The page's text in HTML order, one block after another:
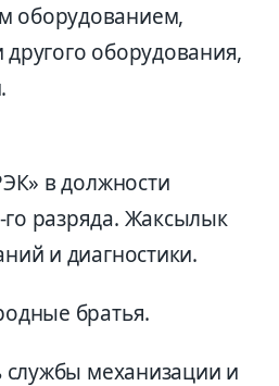
оборудованием,
оборудования,
в должности
разряда. Жаксылык
и диагностики.
братья.
службы механизации и